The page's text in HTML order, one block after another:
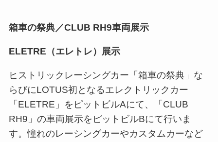
箱車の祭典／CLUB RH9車両展示
ELETRE（エレトレ）展示
ヒストリックレーシングカー「箱車の祭典」な
らびにLOTUS初となるエレクトリックカー
「ELETRE」をピットビルAにて、「CLUB
RH9」の車両展示をピットビルBにて行いま
す。憧れのレーシングカーやカスタムカーなど